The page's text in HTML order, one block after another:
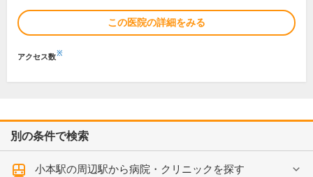
この医院の詳細をみる
アクセス数※
別の条件で検索
小本駅の周辺駅から病院・クリニックを探す